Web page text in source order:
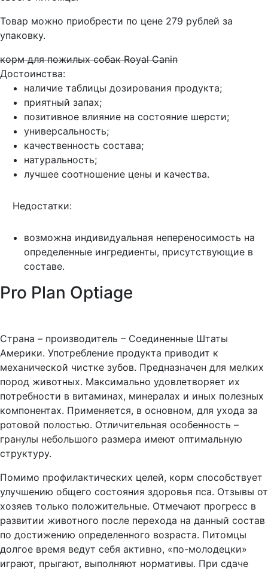
Товар можно приобрести по цене 279 рублей за
упаковку.
корм для пожилых собак Royal Canin
Достоинства:
наличие таблицы дозирования продукта;
приятный запах;
позитивное влияние на состояние шерсти;
универсальность;
качественность состава;
натуральность;
лучшее соотношение цены и качества.
Недостатки:
возможна индивидуальная непереносимость на
определенные ингредиенты, присутствующие в
составе.
Pro Plan Optiage
Страна – производитель – Соединенные Штаты
Америки. Употребление продукта приводит к
механической чистке зубов. Предназначен для мелких
пород животных. Максимально удовлетворяет их
потребности в витаминах, минералах и иных полезных
компонентах. Применяется, в основном, для ухода за
ротовой полостью. Отличительная особенность –
гранулы небольшого размера имеют оптимальную
структуру.
Помимо профилактических целей, корм способствует
улучшению общего состояния здоровья пса. Отзывы от
хозяев только положительные. Отмечают прогресс в
развитии животного после перехода на данный состав
по достижению определенного возраста. Питомцы
долгое время ведут себя активно, «по-молодецки»
играют, прыгают, выполняют нормативы. При сдаче